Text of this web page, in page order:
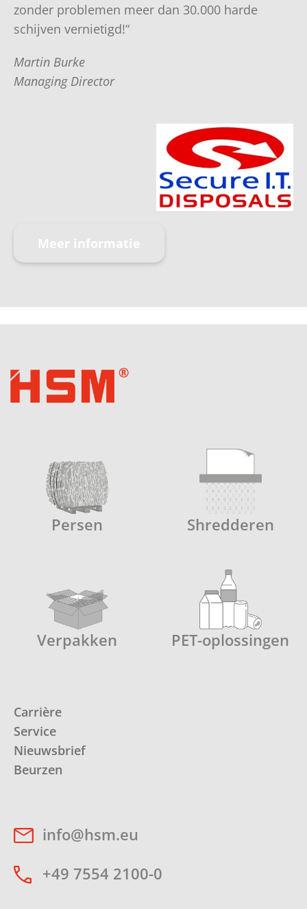
zonder problemen meer dan 30.000 harde
schijven vernietigd!“
Martin Burke
Managing Director
Meer informatie
Persen Shredderen
Verpakken PET-oplossingen
Carrière
Service
Nieuwsbrief
Beurzen
info@hsm.eu
+49 7554 2100-0